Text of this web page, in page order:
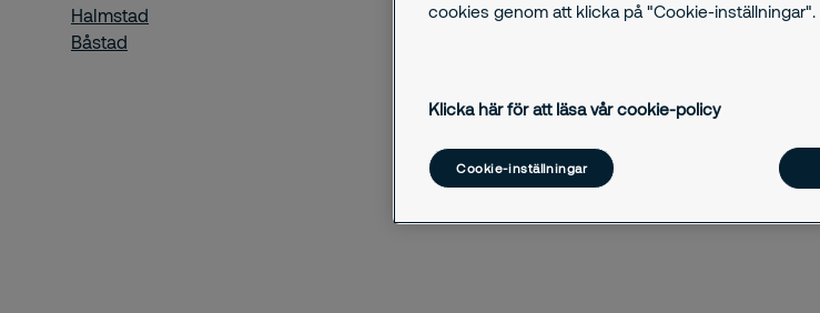
Halmstad
Båstad
cookies genom att klicka på "Cookie-inställningar".
Klicka här för att läsa vår cookie-policy
Cookie-inställningar